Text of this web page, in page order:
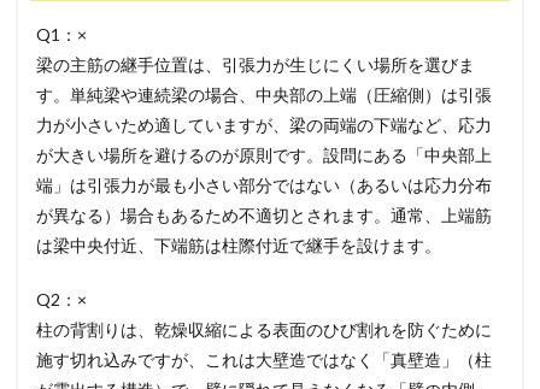
Q1：×
梁の主筋の継手位置は、引張力が生じにくい場所を選びま
す。単純梁や連続梁の場合、中央部の上端（圧縮側）は引張
力が小さいため適していますが、梁の両端の下端など、応力
が大きい場所を避けるのが原則です。設問にある「中央部上
端」は引張力が最も小さい部分ではない（あるいは応力分布
が異なる）場合もあるため不適切とされます。通常、上端筋
は梁中央付近、下端筋は柱際付近で継手を設けます。
Q2：×
柱の背割りは、乾燥収縮による表面のひび割れを防ぐために
施す切れ込みですが、これは大壁造ではなく「真壁造」（柱